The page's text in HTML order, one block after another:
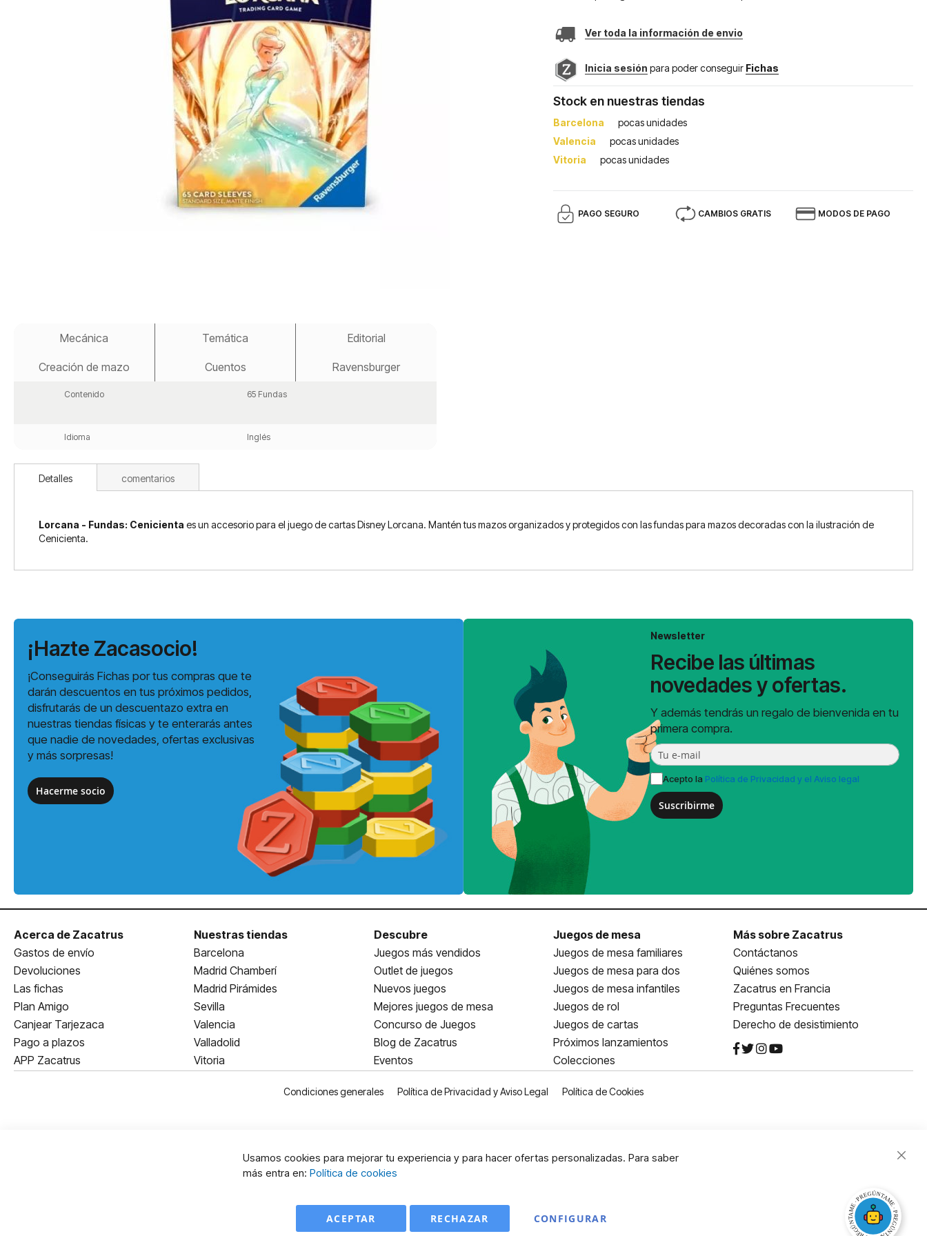
Ver toda la información de envio
Inicia sesión para poder conseguir Fichas
Stock en nuestras tiendas
Barcelona
pocas unidades
Valencia
pocas unidades
Vitoria
pocas unidades
PAGO SEGURO CAMBIOS GRATIS MODOS DE PAGO
Mecánica
Creación de mazo
Temática
Cuentos
Editorial
Ravensburger
Contenido 65 Fundas
Idioma Inglés
Detalles
Lorcana - Fundas: Cenicienta es un accesorio para el juego de cartas Disney Lorcana. Mantén tus mazos organizados y protegidos con las fundas para mazos decoradas con la ilustración de
Cenicienta.
comentarios
¡Hazte Zacasocio!
¡Conseguirás Fichas por tus compras que te
darán descuentos en tus próximos pedidos,
disfrutarás de un descuentazo extra en
nuestras tiendas físicas y te enterarás antes
que nadie de novedades, ofertas exclusivas
y más sorpresas!
Hacerme socio
Newsletter
Recibe las últimas
novedades y ofertas.
Y además tendrás un regalo de bienvenida en tu
primera compra.
Acepto la Política de Privacidad y el Aviso legal
Suscribirme
Acerca de Zacatrus
Gastos de envío
Devoluciones
Las fichas
Plan Amigo
Canjear Tarjezaca
Pago a plazos
APP Zacatrus
Nuestras tiendas
Barcelona
Madrid Chamberí
Madrid Pirámides
Sevilla
Valencia
Valladolid
Vitoria
Descubre
Juegos más vendidos
Outlet de juegos
Nuevos juegos
Mejores juegos de mesa
Concurso de Juegos
Blog de Zacatrus
Eventos
Juegos de mesa
Juegos de mesa familiares
Juegos de mesa para dos
Juegos de mesa infantiles
Juegos de rol
Juegos de cartas
Próximos lanzamientos
Colecciones
Más sobre Zacatrus
Contáctanos
Quiénes somos
Zacatrus en Francia
Preguntas Frecuentes
Derecho de desistimiento
Condiciones generales Política de Privacidad y Aviso Legal Política de Cookies
Usamos cookies para mejorar tu experiencia y para hacer ofertas personalizadas. Para saber
más entra en: Política de cookies
ACEPTAR CONFIGURAR
RECHAZAR